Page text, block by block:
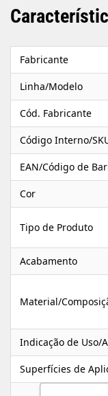
Fabricante
Linha/Modelo
Cód. Fabricante
Código Interno/
EAN/Código de
Cor
Tipo de Produto
Acabamento
Material/
Indicação de Uso/
Superfícies de